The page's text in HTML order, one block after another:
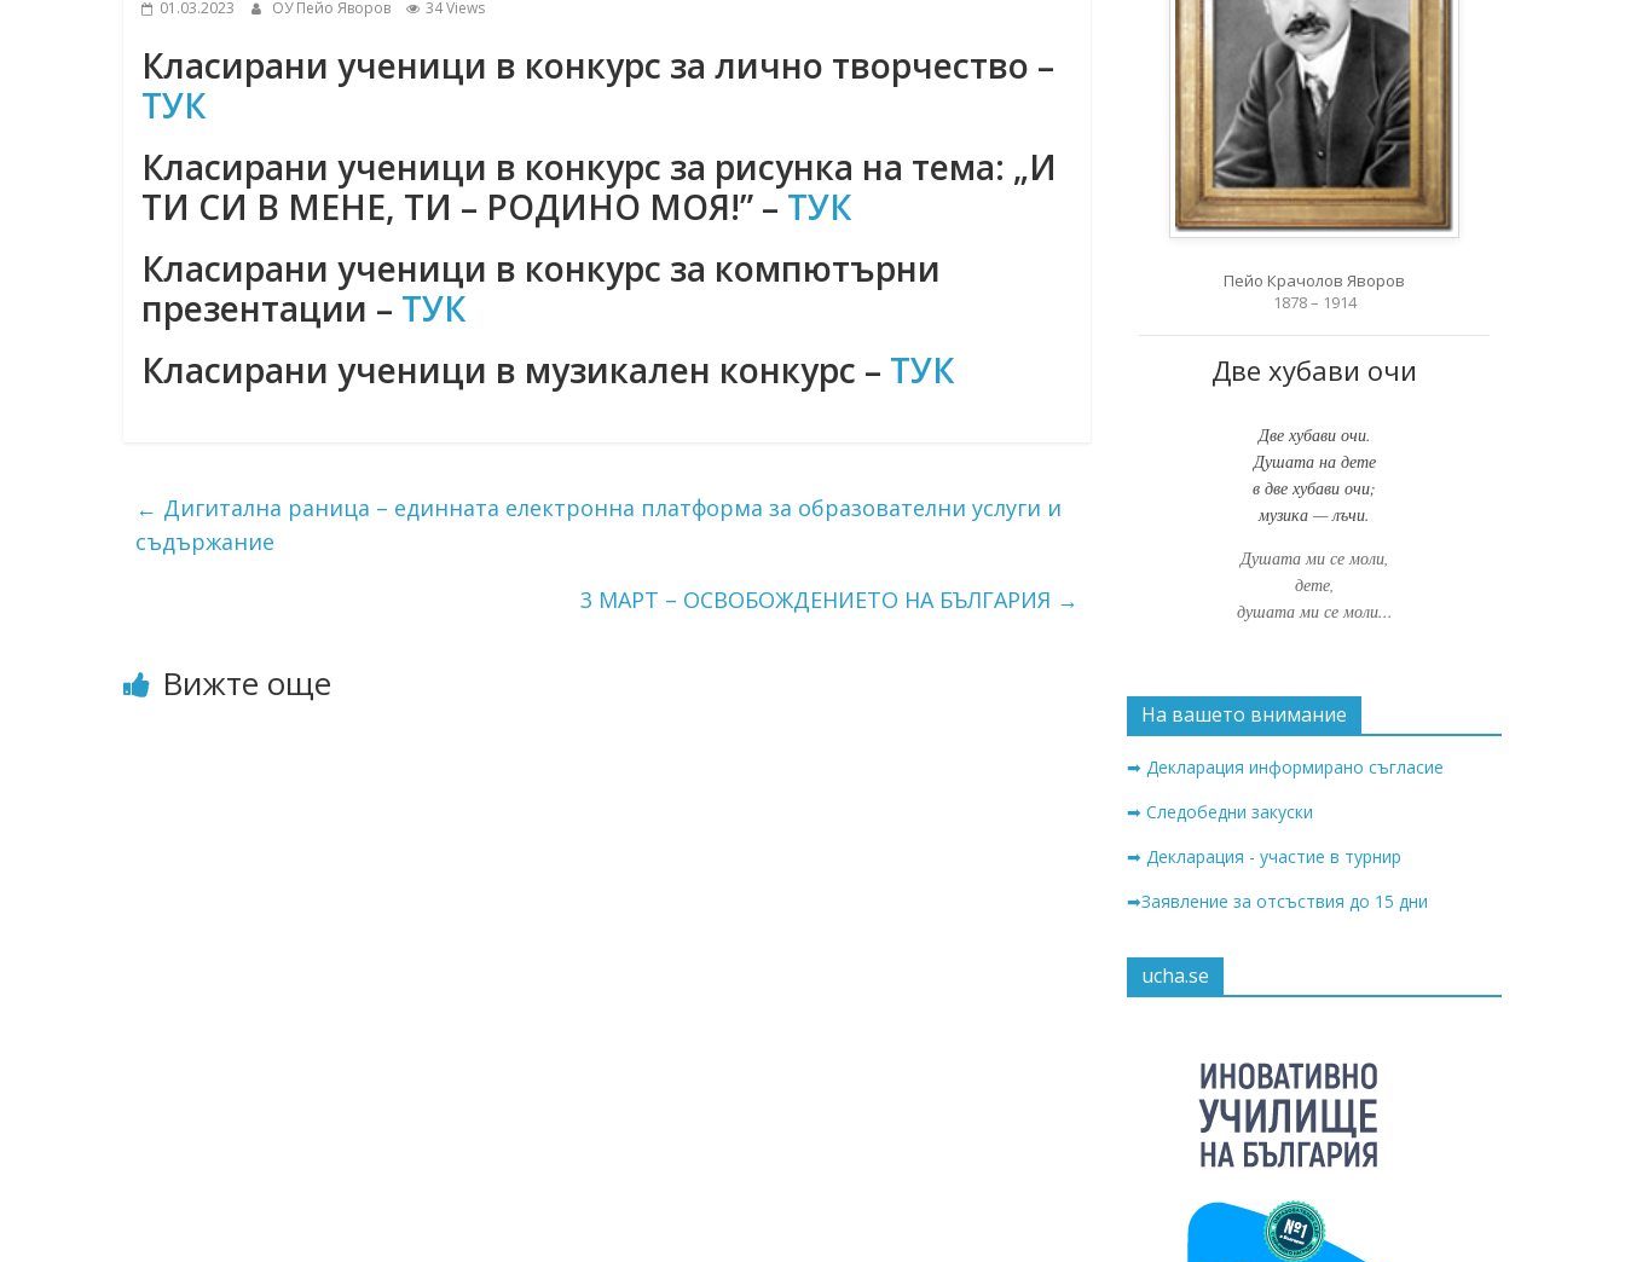
01.03.2023 ОУ Пейо Яворов 34 Views
Класирани ученици в конкурс за лично творчество –
ТУК
Класирани ученици в конкурс за рисунка на тема: „И
ТИ СИ В МЕНЕ, ТИ – РОДИНО МОЯ!” – ТУК
Класирани ученици в конкурс за компютърни
презентации – ТУК
Класирани ученици в музикален конкурс – ТУК
← Дигитална раница – единната електронна платформа за образователни услуги и
съдържание
3 МАРТ – ОСВОБОЖДЕНИЕТО НА БЪЛГАРИЯ →
Вижте още
Пейо Крачолов Яворов
1878 – 1914
Две хубави очи
Две хубави очи.
Душата на дете
в две хубави очи;
музика — лъчи.
Душата ми се моли,
дете,
душата ми се моли...
На вашето внимание
➡ Декларация информирано съгласие
➡ Следобедни закуски
➡ Декларация - участие в турнир
➡Заявление за отсъствия до 15 дни
ucha.se